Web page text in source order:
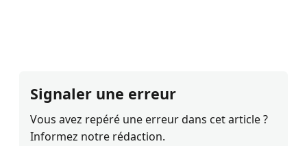
Signaler une erreur
Vous avez repéré une erreur dans cet article ?
Informez notre rédaction.